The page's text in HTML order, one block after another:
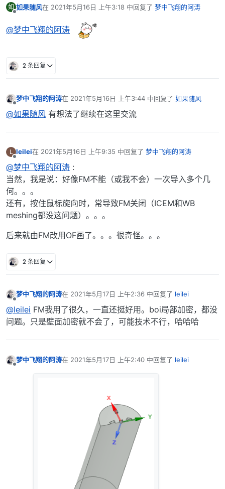
如 如果随风在 2021年5月16日 上午3:18 中回复了 梦中飞翔的阿涛
最后由 编辑
@梦中飞翔的阿涛
2 条回复
梦中飞翔的阿涛在 2021年5月16日 上午3:44 中回复了 如果随风
最后由 编辑
@如果随风 有想法了继续在这里交流
L leilei在 2021年5月16日 上午9:35 中回复了 梦中飞翔的阿涛
最后由 编辑
@梦中飞翔的阿涛 :
当然，我是说：好像FM不能（或我不会）一次导入多个几
何。。。
还有，按住鼠标旋向时，常导致FM关闭（ICEM和WB
meshing都没这问题）。。。
后来就由FM改用OF画了。。。很奇怪。。。
2 条回复
梦中飞翔的阿涛在 2021年5月17日 上午2:36 中回复了 leilei
最后由 编辑
@leilei FM我用了很久，一直还挺好用。boi局部加密，都没
问题。只是壁面加密就不会了，可能技术不行，哈哈哈
梦中飞翔的阿涛在 2021年5月17日 上午2:40 中回复了 leilei
最后由 编辑